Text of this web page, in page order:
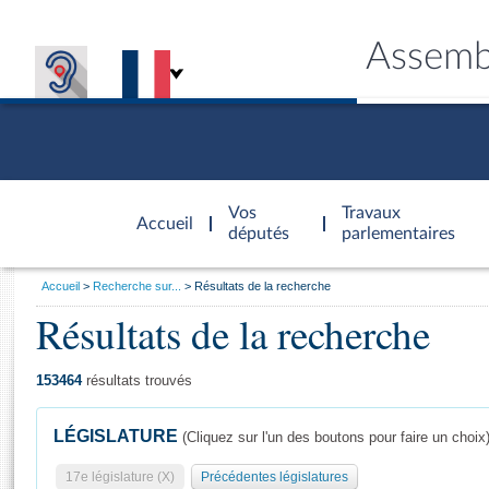
Accueil
d'accueil
Vos
députés
Travaux
parlementaires
Général
Vous
Accueil Recherche sur... Résultats de la recherche
Résultats de la recherche
153464résultats trouvés
LÉGISLATURE (Cliquez sur l'un des boutons pour faire un choix)
17e législature (X) Précédentes législatures